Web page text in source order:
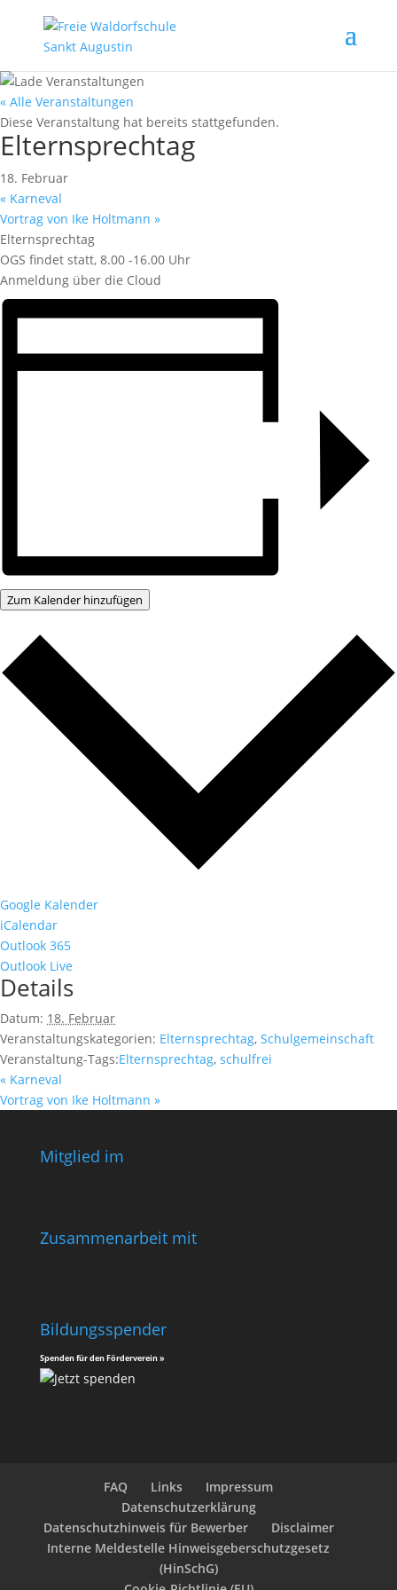
« Alle Veranstaltungen
Diese Veranstaltung hat bereits stattgefunden.
Elternsprechtag
18. Februar
« Karneval
Vortrag von Ike Holtmann »
Elternsprechtag
OGS findet statt, 8.00 -16.00 Uhr
Anmeldung über die Cloud
Zum Kalender hinzufügen
Google Kalender
iCalendar
Outlook 365
Outlook Live
Details
Datum: 18. Februar
Veranstaltungskategorien: Elternsprechtag, Schulgemeinschaft
Veranstaltung-Tags:Elternsprechtag, schulfrei
« Karneval
Vortrag von Ike Holtmann »
Mitglied im
Zusammenarbeit mit
Bildungsspender
Spenden für den Förderverein »
FAQ Links
Impressum
Datenschutzerklärung
Datenschutzhinweis für Bewerber
Disclaimer
Interne Meldestelle Hinweisgeberschutzgesetz
(HinSchG)